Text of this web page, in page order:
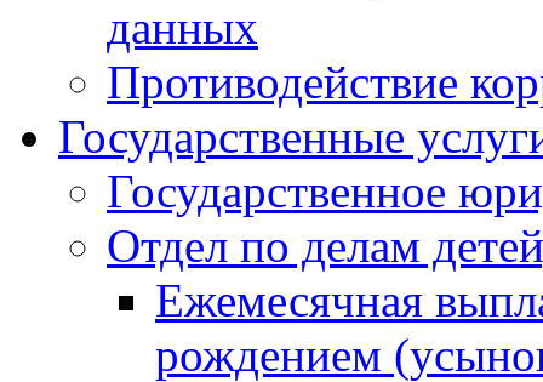
данных
Противодействие
Государственные
Государственное
Отдел по делам
Ежемесячная
рождением